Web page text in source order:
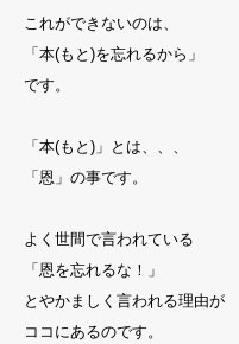
これができないのは、
「本(もと)を忘れるから」
です。
「本(もと)」とは、、、
「恩」の事です。
よく世間で言われている
「恩を忘れるな！」
とやかましく言われる理由が
ココにあるのです。